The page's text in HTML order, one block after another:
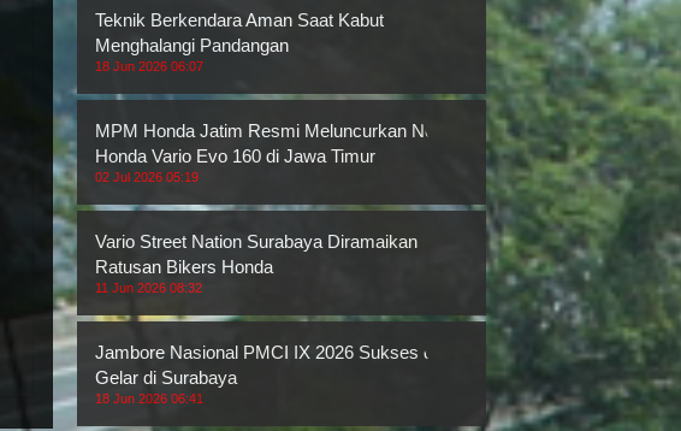
Teknik Berkendara Aman Saat Kabut
Menghalangi Pandangan
18 Jun 2026 06:07
MPM Honda Jatim Resmi Meluncurkan New
Honda Vario Evo 160 di Jawa Timur
02 Jul 2026 05:19
Vario Street Nation Surabaya Diramaikan
Ratusan Bikers Honda
11 Jun 2026 08:32
Jambore Nasional PMCI IX 2026 Sukses di
Gelar di Surabaya
18 Jun 2026 06:41